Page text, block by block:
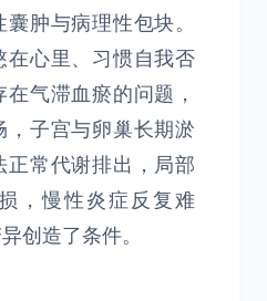
肿与病理性包块。
在心里、习惯自我否
气滞血瘀的问题，
，子宫与卵巢长期淤
正常代谢排出，局部
，慢性炎症反复难
创造了条件。